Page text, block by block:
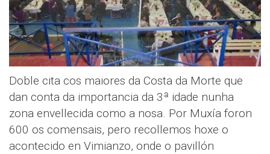
Doble cita cos maiores da Costa da Morte que
dan conta da importancia da 3ª idade nunha
zona envellecida como a nosa. Por Muxía foron
600 os comensais, pero recollemos hoxe o
acontecido en Vimianzo, onde o pavillón